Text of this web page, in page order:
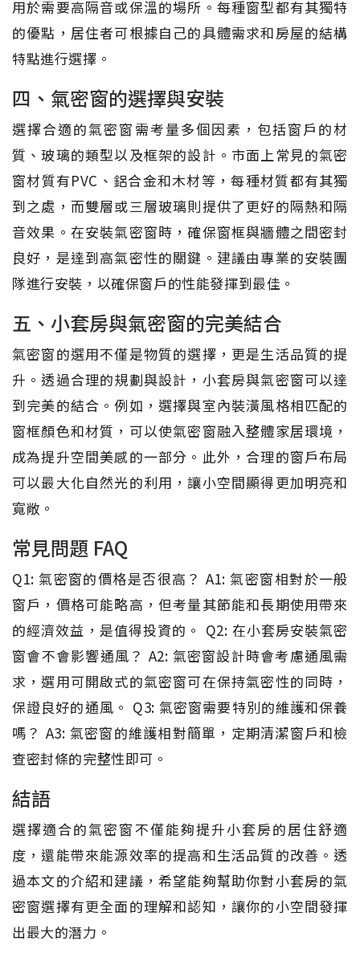
用於需要高隔音或保溫的場所。每種窗型都有其獨特
的優點，居住者可根據自己的具體需求和房屋的結構
特點進行選擇。
四、氣密窗的選擇與安裝
選擇合適的氣密窗需考量多個因素，包括窗戶的材
質、玻璃的類型以及框架的設計。市面上常見的氣密
窗材質有PVC、鋁合金和木材等，每種材質都有其獨
到之處，而雙層或三層玻璃則提供了更好的隔熱和隔
音效果。在安裝氣密窗時，確保窗框與牆體之間密封
良好，是達到高氣密性的關鍵。建議由專業的安裝團
隊進行安裝，以確保窗戶的性能發揮到最佳。
五、小套房與氣密窗的完美結合
氣密窗的選用不僅是物質的選擇，更是生活品質的提
升。透過合理的規劃與設計，小套房與氣密窗可以達
到完美的結合。例如，選擇與室內裝潢風格相匹配的
窗框顏色和材質，可以使氣密窗融入整體家居環境，
成為提升空間美感的一部分。此外，合理的窗戶布局
可以最大化自然光的利用，讓小空間顯得更加明亮和
寬敞。
常見問題 FAQ
Q1: 氣密窗的價格是否很高？ A1: 氣密窗相對於一般
窗戶，價格可能略高，但考量其節能和長期使用帶來
的經濟效益，是值得投資的。 Q2: 在小套房安裝氣密
窗會不會影響通風？ A2: 氣密窗設計時會考慮通風需
求，選用可開啟式的氣密窗可在保持氣密性的同時，
保證良好的通風。 Q3: 氣密窗需要特別的維護和保養
嗎？ A3: 氣密窗的維護相對簡單，定期清潔窗戶和檢
查密封條的完整性即可。
結語
選擇適合的氣密窗不僅能夠提升小套房的居住舒適
度，還能帶來能源效率的提高和生活品質的改善。透
過本文的介紹和建議，希望能夠幫助你對小套房的氣
密窗選擇有更全面的理解和認知，讓你的小空間發揮
出最大的潛力。